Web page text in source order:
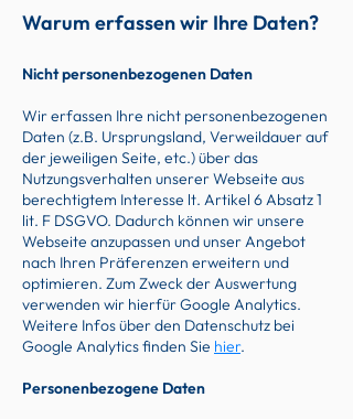
Warum erfassen wir Ihre Daten?
Nicht personenbezogenen Daten
Wir erfassen Ihre nicht personenbezogenen
Daten (z.B. Ursprungsland, Verweildauer auf
der jeweiligen Seite, etc.) über das
Nutzungsverhalten unserer Webseite aus
berechtigtem Interesse lt. Artikel 6 Absatz 1
lit. F DSGVO. Dadurch können wir unsere
Webseite anzupassen und unser Angebot
nach Ihren Präferenzen erweitern und
optimieren. Zum Zweck der Auswertung
verwenden wir hierfür Google Analytics.
Weitere Infos über den Datenschutz bei
Google Analytics finden Sie hier.
Personenbezogene Daten